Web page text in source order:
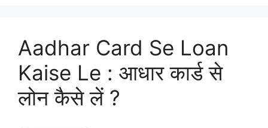
Aadhar Card Se Loan
Kaise Le : आधार कार्ड से
लोन कैसे लें ?